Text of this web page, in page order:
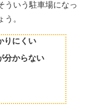
ういう駐車場になっ
。
りにくい
分からない